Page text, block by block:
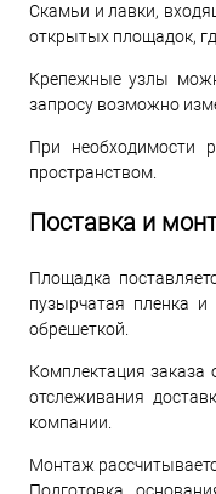
Скамьи и лавки,
открытых площадок,
Крепежные узлы
запросу возможно
При необходимости
пространством.
Поставка и
Площадка
пузырчатая пленка и
обрешеткой.
Комплектация заказа
отслеживания
компании.
Монтаж